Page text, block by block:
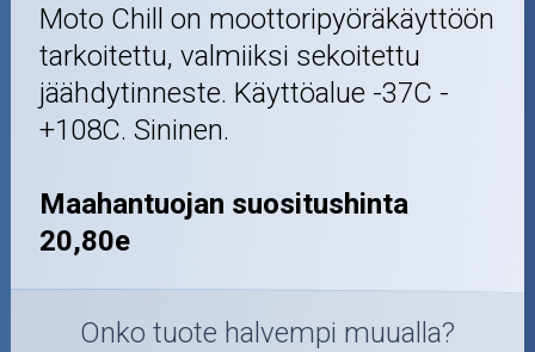
Moto Chill on moottoripyöräkäyttöön
tarkoitettu, valmiiksi sekoitettu
jäähdytinneste. Käyttöalue -37C -
+108C. Sininen.
Maahantuojan suositushinta
20,80e
Onko tuote halvempi muualla?